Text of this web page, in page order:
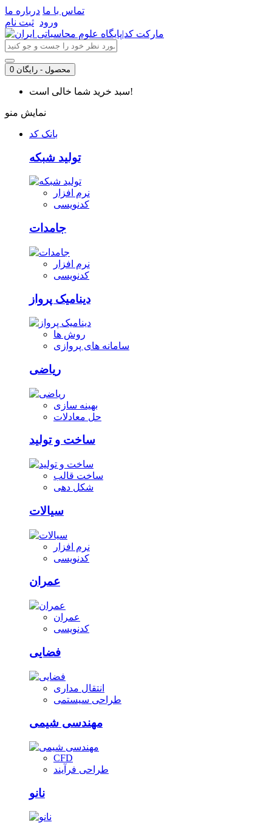
تماس با ما درباره ما
ورود ثبت نام
0 محصول - رایگان
سبد خرید شما خالی است!
نمایش منو
بانک کد
تولید شبکه
نرم افزار
کدنویسی
جامدات
نرم افزار
کدنویسی
دینامیک پرواز
روش ها
سامانه های پروازی
ریاضی
بهینه سازی
حل معادلات
ساخت و تولید
ساخت قالب
شکل دهی
سیالات
نرم افزار
کدنویسی
عمران
عمران
کدنویسی
فضایی
انتقال مداری
طراحی سیستمی
مهندسی شیمی
CFD
طراحی فرآیند
نانو